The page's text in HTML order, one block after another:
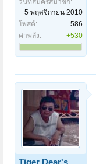
วันที่สมัครสมาชิก:
5 พฤศจิกายน 2010
โพสต์:
586
ค่าพลัง:
+530